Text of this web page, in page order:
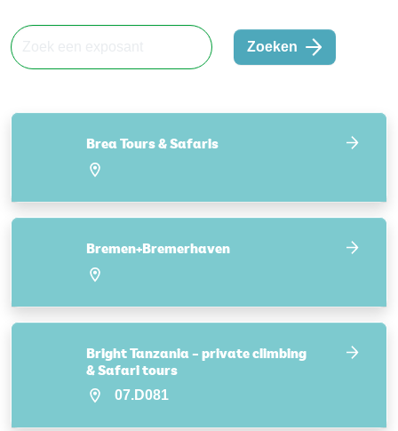
Zoeken
Brea Tours & Safaris
Bremen+Bremerhaven
Bright Tanzania – private climbing
& Safari tours
07.D081